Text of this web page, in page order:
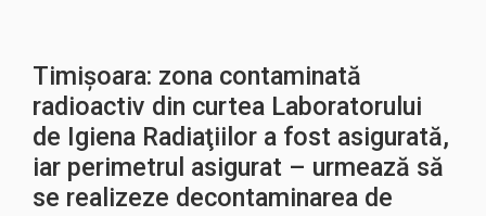
Timișoara: zona contaminată
radioactiv din curtea Laboratorului
de Igiena Radiaţiilor a fost asigurată,
iar perimetrul asigurat – urmează să
se realizeze decontaminarea de